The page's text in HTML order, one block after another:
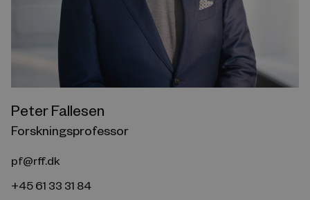
Peter Fallesen
Forskningsprofessor
pf@rff.dk
+45 61 33 31 84